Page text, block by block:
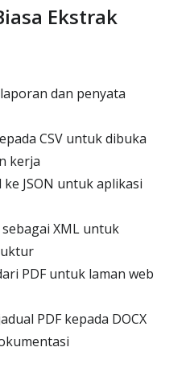
Ekstrak
dan penyata
CSV untuk dibuka
kerja
JSON untuk aplikasi
XML untuk
PDF untuk laman web
PDF kepada DOCX